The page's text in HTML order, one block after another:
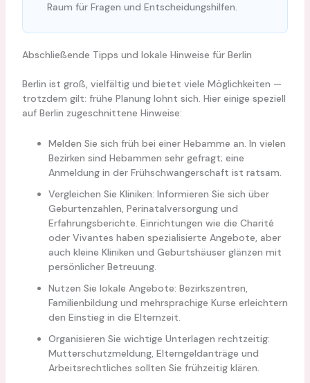
Raum für Fragen und Entscheidungshilfen.
Abschließende Tipps und lokale Hinweise für Berlin
Berlin ist groß, vielfältig und bietet viele Möglichkeiten —
trotzdem gilt: frühe Planung lohnt sich. Hier einige speziell
auf Berlin zugeschnittene Hinweise:
Melden Sie sich früh bei einer Hebamme an. In vielen
Bezirken sind Hebammen sehr gefragt; eine
Anmeldung in der Frühschwangerschaft ist ratsam.
Vergleichen Sie Kliniken: Informieren Sie sich über
Geburtenzahlen, Perinatalversorgung und
Erfahrungsberichte. Einrichtungen wie die Charité
oder Vivantes haben spezialisierte Angebote, aber
auch kleine Kliniken und Geburtshäuser glänzen mit
persönlicher Betreuung.
Nutzen Sie lokale Angebote: Bezirkszentren,
Familienbildung und mehrsprachige Kurse erleichtern
den Einstieg in die Elternzeit.
Organisieren Sie wichtige Unterlagen rechtzeitig:
Mutterschutzmeldung, Elterngeldanträge und
Arbeitsrechtliches sollten Sie frühzeitig klären.